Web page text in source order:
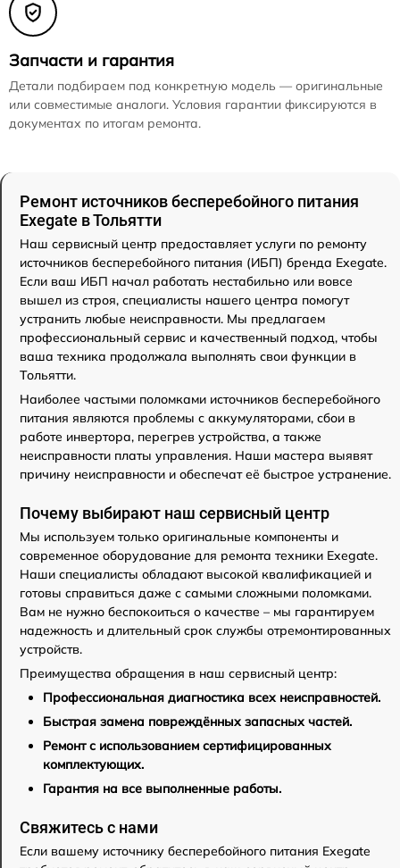
Запчасти и гарантия
Детали подбираем под конкретную модель — оригинальные
или совместимые аналоги. Условия гарантии фиксируются в
документах по итогам ремонта.
Ремонт источников бесперебойного питания
Exegate в Тольятти
Наш сервисный центр предоставляет услуги по ремонту
источников бесперебойного питания (ИБП) бренда Exegate.
Если ваш ИБП начал работать нестабильно или вовсе
вышел из строя, специалисты нашего центра помогут
устранить любые неисправности. Мы предлагаем
профессиональный сервис и качественный подход, чтобы
ваша техника продолжала выполнять свои функции в
Тольятти.
Наиболее частыми поломками источников бесперебойного
питания являются проблемы с аккумуляторами, сбои в
работе инвертора, перегрев устройства, а также
неисправности платы управления. Наши мастера выявят
причину неисправности и обеспечат её быстрое устранение.
Почему выбирают наш сервисный центр
Мы используем только оригинальные компоненты и
современное оборудование для ремонта техники Exegate.
Наши специалисты обладают высокой квалификацией и
готовы справиться даже с самыми сложными поломками.
Вам не нужно беспокоиться о качестве – мы гарантируем
надежность и длительный срок службы отремонтированных
устройств.
Преимущества обращения в наш сервисный центр:
Профессиональная диагностика всех неисправностей.
Быстрая замена повреждённых запасных частей.
Ремонт с использованием сертифицированных
комплектующих.
Гарантия на все выполненные работы.
Свяжитесь с нами
Если вашему источнику бесперебойного питания Exegate